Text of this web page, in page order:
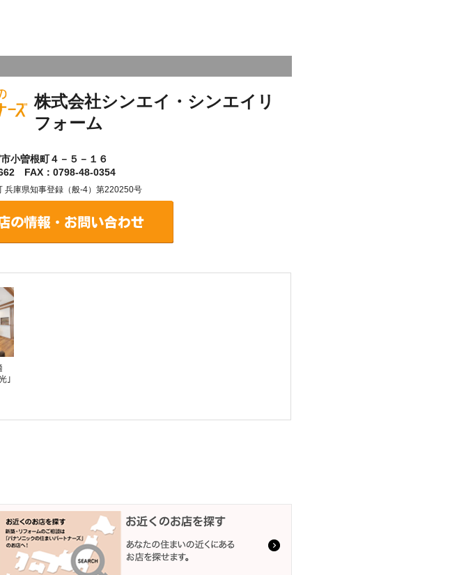
株式会社シンエイ・シンエイリ
フォーム
小曽根町４－５－１６
FAX：0798-48-0354
庫県知事登録（般-4）第220250号
｣